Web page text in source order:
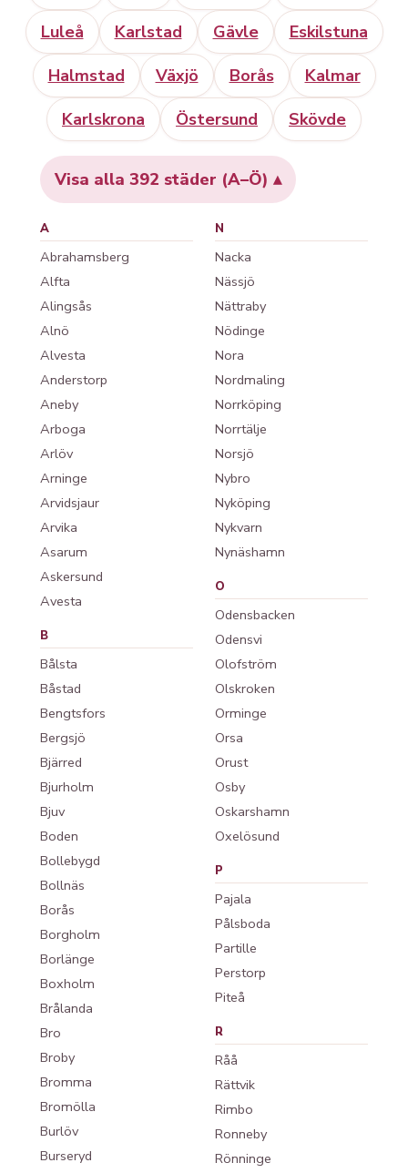
Luleå
Karlstad Gävle
Eskilstuna
Halmstad
Växjö Borås
Kalmar
Karlskrona
Östersund Skövde
Visa alla 392 städer (A–Ö)
A
Abrahamsberg
Alfta
Alingsås
Alnö
Alvesta
Anderstorp
Aneby
Arboga
Arlöv
Arninge
Arvidsjaur
Arvika
Asarum
Askersund
Avesta
B
Bålsta
Båstad
Bengtsfors
Bergsjö
Bjärred
Bjurholm
Bjuv
Boden
Bollebygd
Bollnäs
Borås
Borgholm
Borlänge
Boxholm
Brålanda
Bro
Broby
Bromma
Bromölla
Burlöv
Burseryd
N
Nacka
Nässjö
Nättraby
Nödinge
Nora
Nordmaling
Norrköping
Norrtälje
Norsjö
Nybro
Nyköping
Nykvarn
Nynäshamn
O
Odensbacken
Odensvi
Olofström
Olskroken
Orminge
Orsa
Orust
Osby
Oskarshamn
Oxelösund
P
Pajala
Pålsboda
Partille
Perstorp
Piteå
R
Råå
Rättvik
Rimbo
Ronneby
Rönninge